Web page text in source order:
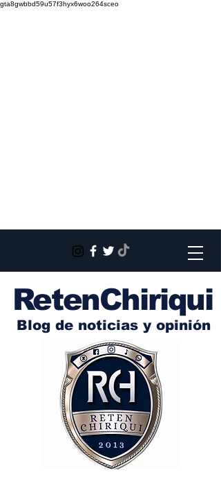
gta8gwbbd59u57f3hyx6woo264sceo
RetenChiriqui
Blog de noticias y opinión